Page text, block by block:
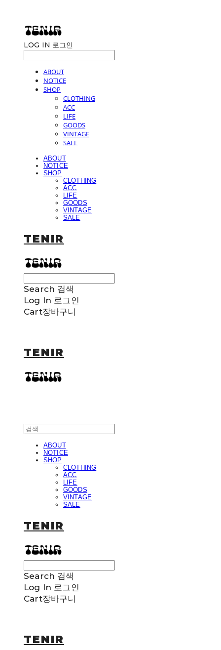
LOG IN 로그인
ABOUT
NOTICE
SHOP
CLOTHING
ACC
LIFE
GOODS
VINTAGE
SALE
ABOUT
NOTICE
SHOP
CLOTHING
ACC
LIFE
GOODS
VINTAGE
SALE
TENIR
Search 검색
Log In 로그인
Cart장바구니
TENIR
ABOUT
NOTICE
SHOP
CLOTHING
ACC
LIFE
GOODS
VINTAGE
SALE
TENIR
Search 검색
Log In 로그인
Cart장바구니
TENIR